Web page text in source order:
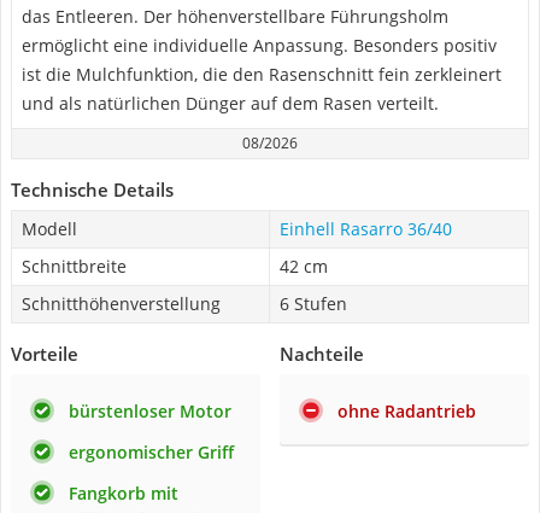
das Entleeren. Der höhenverstellbare Führungsholm
ermöglicht eine individuelle Anpassung. Besonders positiv
ist die Mulchfunktion, die den Rasenschnitt fein zerkleinert
und als natürlichen Dünger auf dem Rasen verteilt.
08/2026
Technische Details
Modell
Einhell Rasarro 36/40
Schnittbreite
42 cm
Schnitthöhenverstellung
6 Stufen
Vorteile
bürstenloser Motor
ergonomischer Griff
Fangkorb mit
Nachteile
ohne Radantrieb